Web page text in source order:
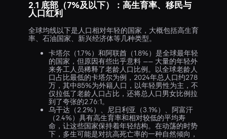
2.1 底部（7%及以下）：高生育率、移民与
人口红利
全球均线以下是人口相对年轻的国家，大概包括高生育
率、石油国家、新兴经济体等几种类型。
卡塔尔（1.7%）和阿联酋（1.8%）是全球最年轻
的国家，但原因有些出乎意料 —— 大量的年轻外
来务工人员稀释了老龄人口比例。以全球老龄人
口占比最低的卡塔尔为例，2024年总人口约278
万，其中85%为外籍人口，以年轻男性为主，不
仅拉低了老龄人口占比，还将总人口男女比例拉
到了夸张的2.76:1。
乌干达（2.2%）、尼日利亚（3.1%）、阿富汗
（2.4%）具有高生育率和相对较低的平均寿
命，让这些国家保持着年轻结构。在动荡的时势
下，多生可能是对抗高死亡率的一种自然倾向，